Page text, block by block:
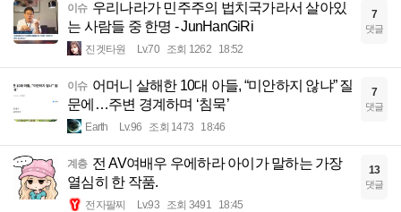
이슈 우리나라가 민주주의 법치국가라서 살아있
는 사람들 중 한명 - JunHanGiRi
진겟타원 Lv.70 조회 1262 18:52
7
댓글
이슈 어머니 살해한 10대 아들, “미안하지 않냐” 질
문에…주변 경계하며 ‘침묵’
Earth Lv.96 조회 1473 18:46
7
댓글
계층 전 AV여배우 우에하라 아이가 말하는 가장
열심히 한 작품.
전자팔찌 Lv.93 조회 3491 18:45
13
댓글